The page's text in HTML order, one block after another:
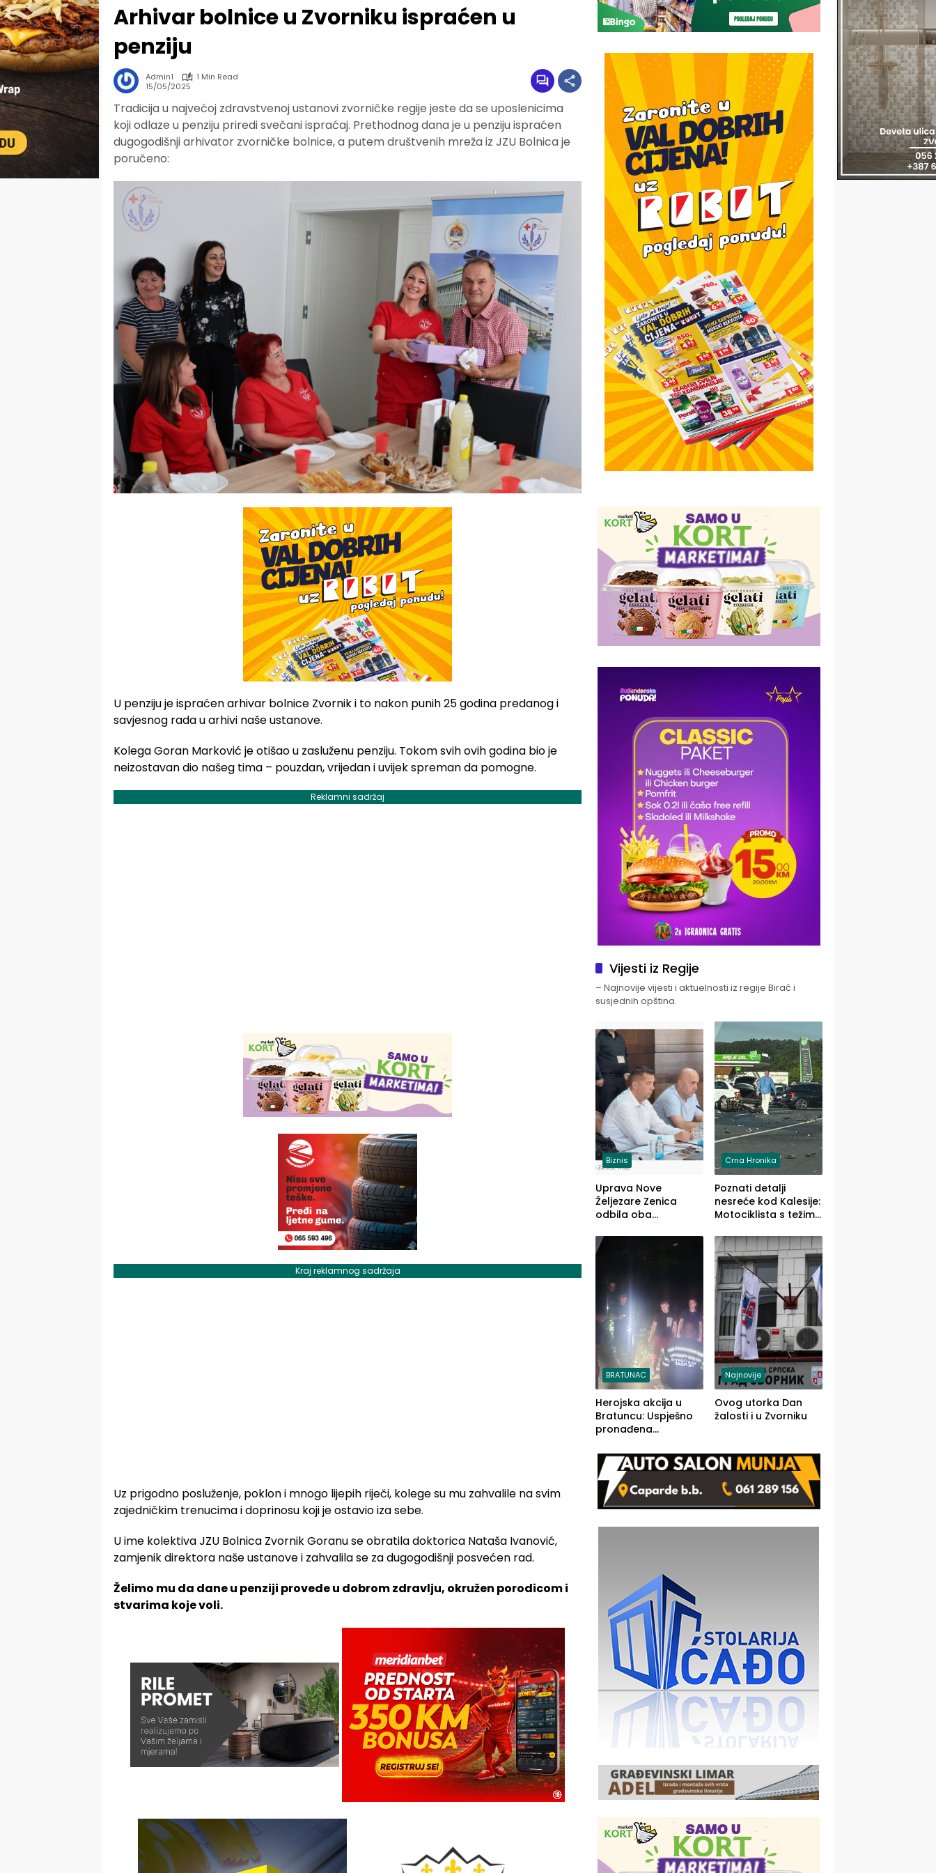
Arhivar bolnice u Zvorniku ispraćen u
penziju
Admin1
1 Min Read
15/05/2025
Tradicija u najvećoj zdravstvenoj ustanovi zvorničke regije jeste da se uposlenicima
koji odlaze u penziju priredi svečani ispraćaj. Prethodnog dana je u penziju ispraćen
dugogodišnji arhivator zvorničke bolnice, a putem društvenih mreža iz JZU Bolnica je
poručeno:
U penziju je ispraćen arhivar bolnice Zvornik i to nakon punih 25 godina predanog i
savjesnog rada u arhivi naše ustanove.
Kolega Goran Marković je otišao u zasluženu penziju. Tokom svih ovih godina bio je
neizostavan dio našeg tima – pouzdan, vrijedan i uvijek spreman da pomogne.
Reklamni sadržaj
Kraj reklamnog sadržaja
Uz prigodno posluženje, poklon i mnogo lijepih riječi, kolege su mu zahvalile na svim
zajedničkim trenucima i doprinosu koji je ostavio iza sebe.
U ime kolektiva JZU Bolnica Zvornik Goranu se obratila doktorica Nataša Ivanović,
zamjenik direktora naše ustanove i zahvalila se za dugogodišnji posvećen rad.
Želimo mu da dane u penziji provede u dobrom zdravlju, okružen porodicom i
stvarima koje voli.
Vijesti iz Regije
– Najnovije vijesti i aktuelnosti iz regije Birač i
susjednih opština.
Biznis
Uprava Nove
Željezare Zenica
odbila oba
FBiH: Ustrajni da je
stečaj jedino rješenje
Crna Hronika
Poznati detalji
nesreće kod Kalesije:
Motociklista s težim,
lakšim povredama
BRATUNAC
Herojska akcija u
Bratuncu: Uspješno
pronađena
a Ivanka Lazić,
rodom iz Kravice.
Najnovije
Ovog utorka Dan
žalosti i u Zvorniku